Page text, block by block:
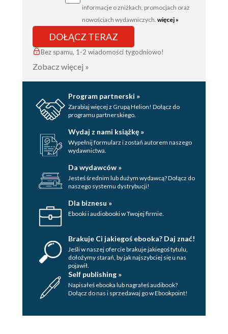
informacje o zniżkach, promocjach oraz
nowościach wydawniczych. więcej »
DOŁĄCZ TERAZ
Bez spamu, 1-2 wiadomości tygodniowo!
Zobacz więcej »
Program partnerski »
Zarabiaj więcej z Grupą Helion! Dołącz do
programu partnerskiego.
Wydaj z nami książkę »
Wypełnij formularz i zostań autorem naszego
wydawnictwa.
Da wydawców »
Jesteś średnim lub dużym wydawcą? Dołącz do
naszego systemu dystrybucji!
Dla biznesu »
Ebooki i audiobooki w Twojej firmie.
Brakuje Ci jakiegoś ebooka? Daj znać!
Jeśli w naszej ofercie brakuje jakiegoś tytulu,
dołożymy starań, by jak najszybciej się u nas
pojawił.
Self publishing »
Napisałeś ebooka lub nagrałeś audibook?
Dołącz do nas i sprzedawaj go w Ebookpoint!